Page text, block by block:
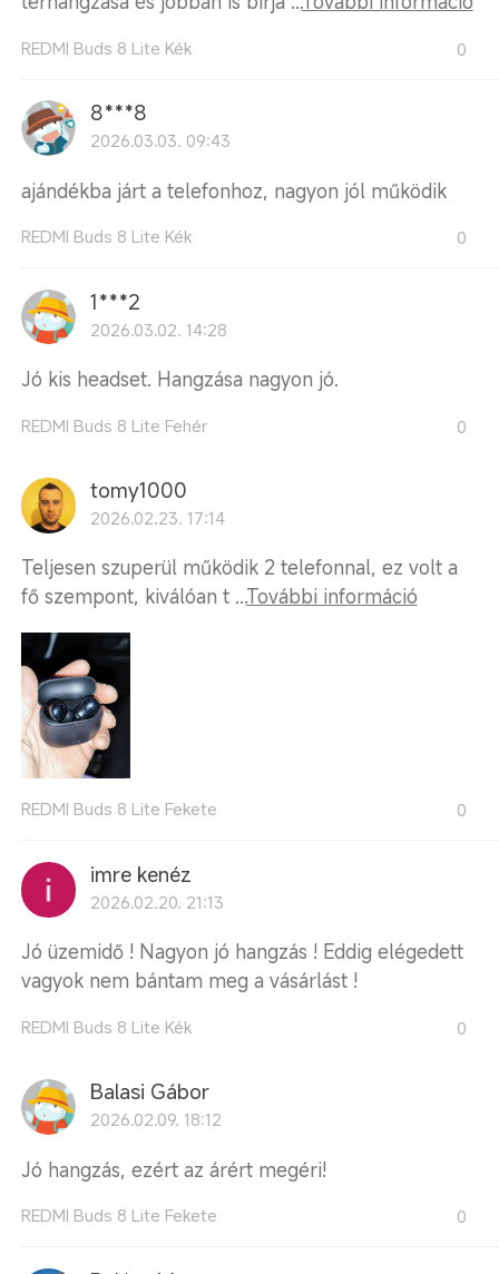
REDMI Buds 8 Lite Kék 0
8***8
2026.03.03. 09:43
ajándékba járt a telefonhoz, nagyon jól működik
REDMI Buds 8 Lite Kék 0
1***2
2026.03.02. 14:28
Jó kis headset. Hangzása nagyon jó.
REDMI Buds 8 Lite Fehér 0
tomy1000
2026.02.23. 17:14
Teljesen szuperül működik 2 telefonnal, ez volt a
fő szempont, kiválóan t ...További információ
REDMI Buds 8 Lite Fekete 0
imre kenéz
2026.02.20. 21:13
Jó üzemidő ! Nagyon jó hangzás ! Eddig elégedett
vagyok nem bántam meg a vásárlást !
REDMI Buds 8 Lite Kék 0
Balasi Gábor
2026.02.09. 18:12
Jó hangzás, ezért az árért megéri!
REDMI Buds 8 Lite Fekete 0